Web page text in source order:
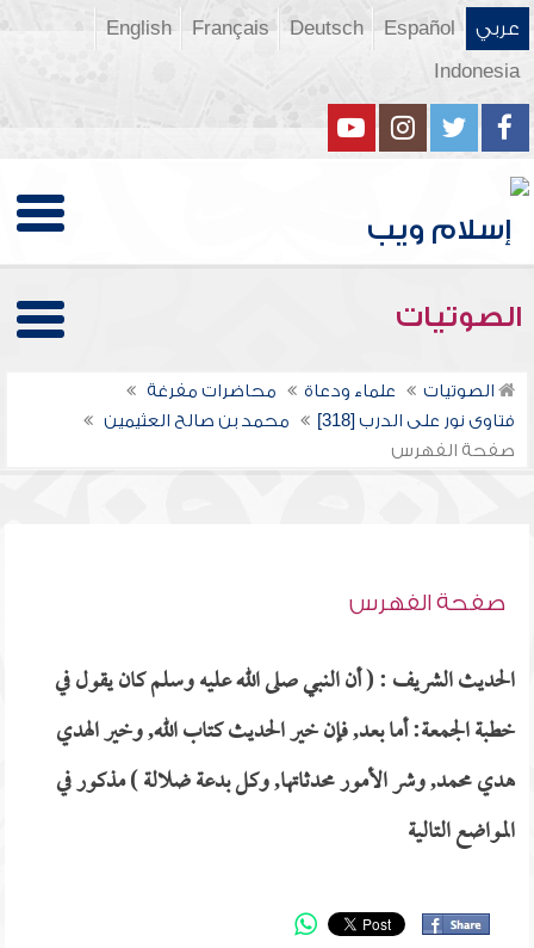
عربي Español
Deutsch
Français
English
Indonesia
الصوتيات
الصوتيات علماء ودعاة
محاضرات مفرغة
فتاوى نور على الدرب [318]
محمد بن صالح العثيمين
صفحة الفهرس
صفحة الفهرس
الحديث الشريف : ( أن النبي صلى الله عليه وسلم كان يقول في
خطبة الجمعة: أما بعد, فإن خير الحديث كتاب الله, وخير الهدي
هدي محمد, وشر الأمور محدثاتها, وكل بدعة ضلالة ) مذكور في
المواضع التالية